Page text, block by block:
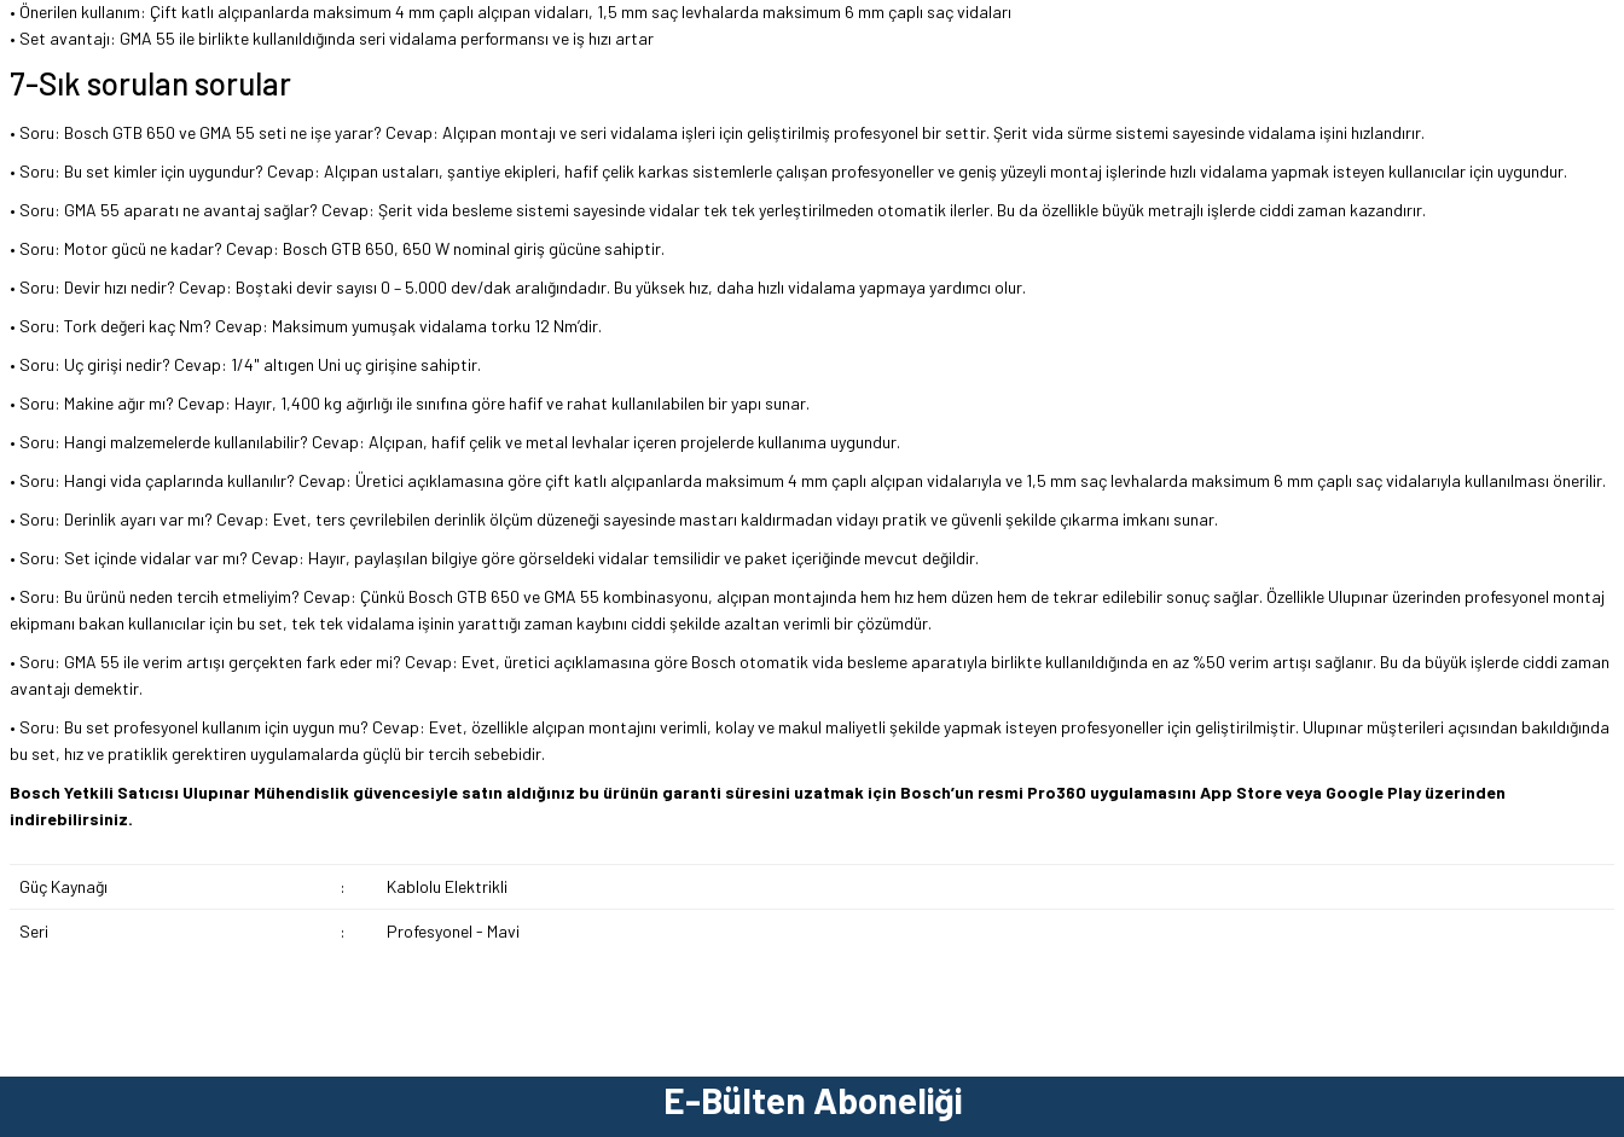
• Önerilen kullanım: Çift katlı alçıpanlarda maksimum 4 mm çaplı alçıpan vidaları, 1,5 mm saç levhalarda maksimum 6 mm çaplı saç vidaları
• Set avantajı: GMA 55 ile birlikte kullanıldığında seri vidalama performansı ve iş hızı artar
7-Sık sorulan sorular
• Soru: Bosch GTB 650 ve GMA 55 seti ne işe yarar? Cevap: Alçıpan montajı ve seri vidalama işleri için geliştirilmiş profesyonel bir settir. Şerit vida sürme sistemi sayesinde vidalama işini hızlandırır.
• Soru: Bu set kimler için uygundur? Cevap: Alçıpan ustaları, şantiye ekipleri, hafif çelik karkas sistemlerle çalışan profesyoneller ve geniş yüzeyli montaj işlerinde hızlı vidalama yapmak isteyen kullanıcılar için uygundur.
• Soru: GMA 55 aparatı ne avantaj sağlar? Cevap: Şerit vida besleme sistemi sayesinde vidalar tek tek yerleştirilmeden otomatik ilerler. Bu da özellikle büyük metrajlı işlerde ciddi zaman kazandırır.
• Soru: Motor gücü ne kadar? Cevap: Bosch GTB 650, 650 W nominal giriş gücüne sahiptir.
• Soru: Devir hızı nedir? Cevap: Boştaki devir sayısı 0 – 5.000 dev/dak aralığındadır. Bu yüksek hız, daha hızlı vidalama yapmaya yardımcı olur.
• Soru: Tork değeri kaç Nm? Cevap: Maksimum yumuşak vidalama torku 12 Nm’dir.
• Soru: Uç girişi nedir? Cevap: 1/4" altıgen Uni uç girişine sahiptir.
• Soru: Makine ağır mı? Cevap: Hayır, 1,400 kg ağırlığı ile sınıfına göre hafif ve rahat kullanılabilen bir yapı sunar.
• Soru: Hangi malzemelerde kullanılabilir? Cevap: Alçıpan, hafif çelik ve metal levhalar içeren projelerde kullanıma uygundur.
• Soru: Hangi vida çaplarında kullanılır? Cevap: Üretici açıklamasına göre çift katlı alçıpanlarda maksimum 4 mm çaplı alçıpan vidalarıyla ve 1,5 mm saç levhalarda maksimum 6 mm çaplı saç vidalarıyla kullanılması önerilir.
• Soru: Derinlik ayarı var mı? Cevap: Evet, ters çevrilebilen derinlik ölçüm düzeneği sayesinde mastarı kaldırmadan vidayı pratik ve güvenli şekilde çıkarma imkanı sunar.
• Soru: Set içinde vidalar var mı? Cevap: Hayır, paylaşılan bilgiye göre görseldeki vidalar temsilidir ve paket içeriğinde mevcut değildir.
• Soru: Bu ürünü neden tercih etmeliyim? Cevap: Çünkü Bosch GTB 650 ve GMA 55 kombinasyonu, alçıpan montajında hem hız hem düzen hem de tekrar edilebilir sonuç sağlar. Özellikle Ulupınar üzerinden profesyonel montaj
ekipmanı bakan kullanıcılar için bu set, tek tek vidalama işinin yarattığı zaman kaybını ciddi şekilde azaltan verimli bir çözümdür.
• Soru: GMA 55 ile verim artışı gerçekten fark eder mi? Cevap: Evet, üretici açıklamasına göre Bosch otomatik vida besleme aparatıyla birlikte kullanıldığında en az %50 verim artışı sağlanır. Bu da büyük işlerde ciddi zaman
avantajı demektir.
• Soru: Bu set profesyonel kullanım için uygun mu? Cevap: Evet, özellikle alçıpan montajını verimli, kolay ve makul maliyetli şekilde yapmak isteyen profesyoneller için geliştirilmiştir. Ulupınar müşterileri açısından bakıldığında
bu set, hız ve pratiklik gerektiren uygulamalarda güçlü bir tercih sebebidir.
Bosch Yetkili Satıcısı Ulupınar Mühendislik güvencesiyle satın aldığınız bu ürünün garanti süresini uzatmak için Bosch’un resmi Pro360 uygulamasını App Store veya Google Play üzerinden
indirebilirsiniz.
Güç Kaynağı : Kablolu Elektrikli
Seri : Profesyonel - Mavi
Yorum Yaz
Soru Sor
E-Bülten Aboneliği